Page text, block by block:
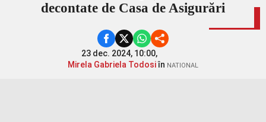
decontate de Casa de Asigurări
23 dec. 2024, 10:00,
Mirela Gabriela Todosiîn NATIONAL